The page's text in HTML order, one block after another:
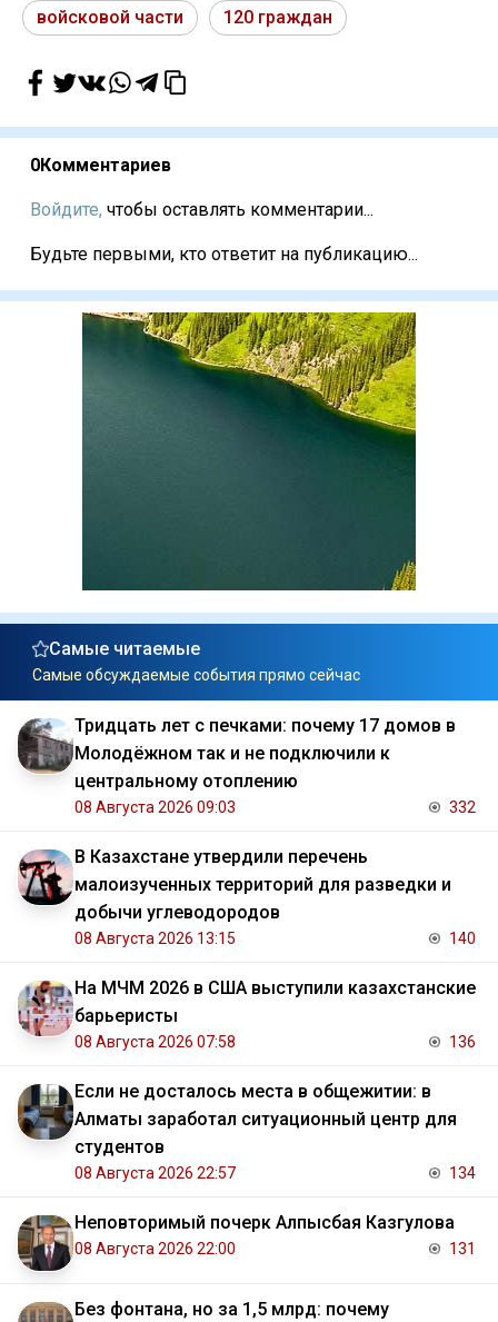
войсковой части 120 граждан
0Комментариев
Войдите, чтобы оставлять комментарии...
Будьте первыми, кто ответит на публикацию...
Самые читаемые
Самые обсуждаемые события прямо сейчас
Тридцать лет с печками: почему 17 домов в
Молодёжном так и не подключили к
центральному отоплению
08 Августа 2026 09:03 332
В Казахстане утвердили перечень
малоизученных территорий для разведки и
добычи углеводородов
08 Августа 2026 13:15 140
На МЧМ 2026 в США выступили казахстанские
барьеристы
08 Августа 2026 07:58 136
Если не досталось места в общежитии: в
Алматы заработал ситуационный центр для
студентов
08 Августа 2026 22:57 134
Неповторимый почерк Алпысбая Казгулова
08 Августа 2026 22:00 131
Без фонтана, но за 1,5 млрд: почему